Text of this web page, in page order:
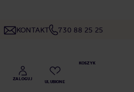
KONTAKT 730 88 25 25